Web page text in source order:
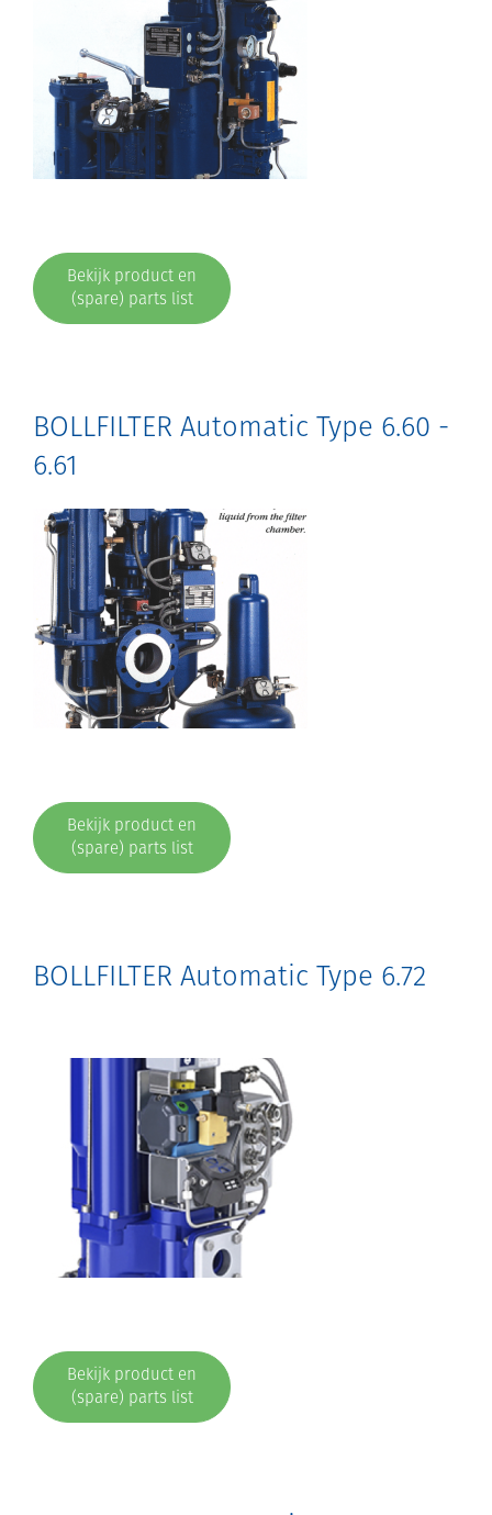
Bekijk product en
(spare) parts list
BOLLFILTER Automatic Type 6.60 -
6.61
Bekijk product en
(spare) parts list
BOLLFILTER Automatic Type 6.72
Bekijk product en
(spare) parts list